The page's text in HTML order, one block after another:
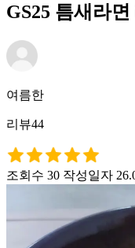
GS25 틈새라
여름한
리뷰44
조회수 30 작성일자